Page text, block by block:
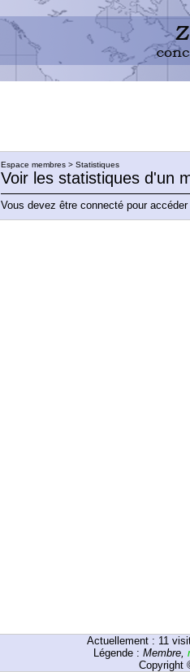
Espace membres > Statistiques
Voir les statistiques d'un
Vous devez être connecté pour
Actuellement : 11
Légende : Membre,
Copyright